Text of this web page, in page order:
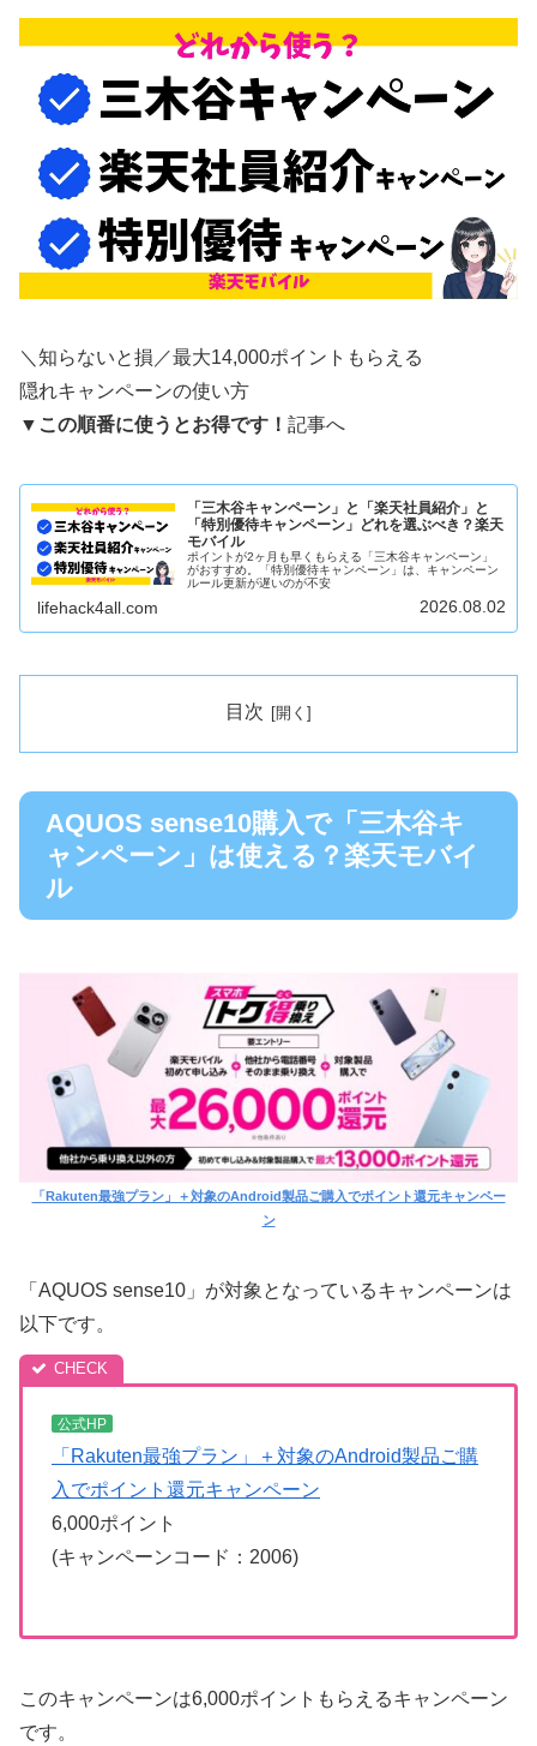
＼知らないと損／最大14,000ポイントもらえる
隠れキャンペーンの使い方
▼ この順番に使うとお得です！ 記事へ
「三木谷キャンペーン」と「楽天社員紹介」と
「特別優待キャンペーン」どれを選ぶべき？楽天
モバイル
ポイントが2ヶ月も早くもらえる「三木谷キャンペーン」
がおすすめ。「特別優待キャンペーン」は、キャンペーン
ルール更新が遅いのが不安
lifehack4all.com 2026.08.02
目次
AQUOS sense10購入で「三木谷キ
ャンペーン」は使える？楽天モバイ
ル
「Rakuten最強プラン」＋対象のAndroid製品ご購入でポイント還元キャンペー
ン
「AQUOS sense10」が対象となっているキャンペーンは
以下です。
公式HP
「Rakuten最強プラン」＋対象のAndroid製品ご購
入でポイント還元キャンペーン
6,000ポイント
(キャンペーンコード：2006)
このキャンペーンは6,000ポイントもらえるキャンペーン
です。